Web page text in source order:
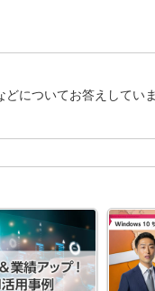
についてお答えしていま